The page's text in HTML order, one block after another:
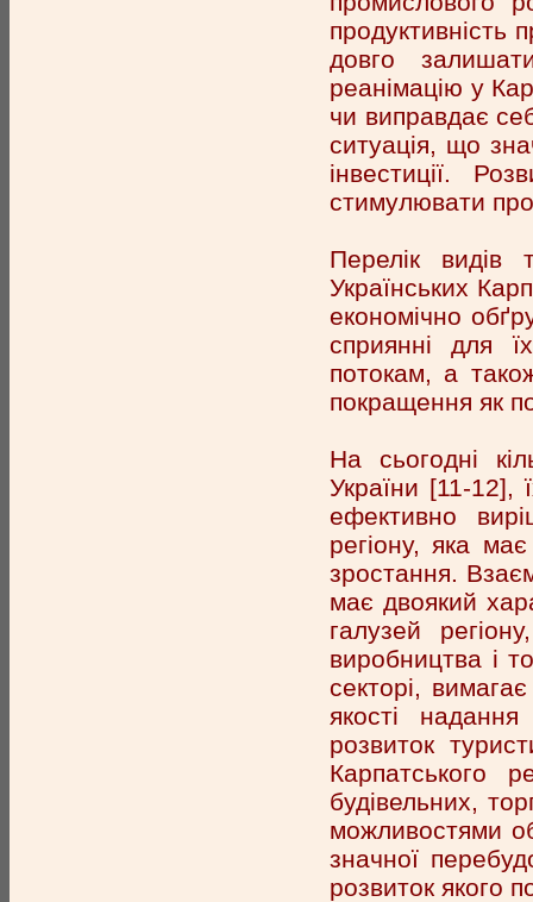
продуктивність
довго
реанімацію у
чи виправдає
ситуація, що
інвестиції.
стимулювати
Перелік видів
Українських
економічно
сприянні для
потокам, а
покращення як
На сьогодні
України [11-12],
ефективно
регіону, яка
зростання.
має двоякий
галузей
виробництва і
секторі,
якості
розвиток
Карпатського
будівельних,
можливостями
значної
розвиток якого